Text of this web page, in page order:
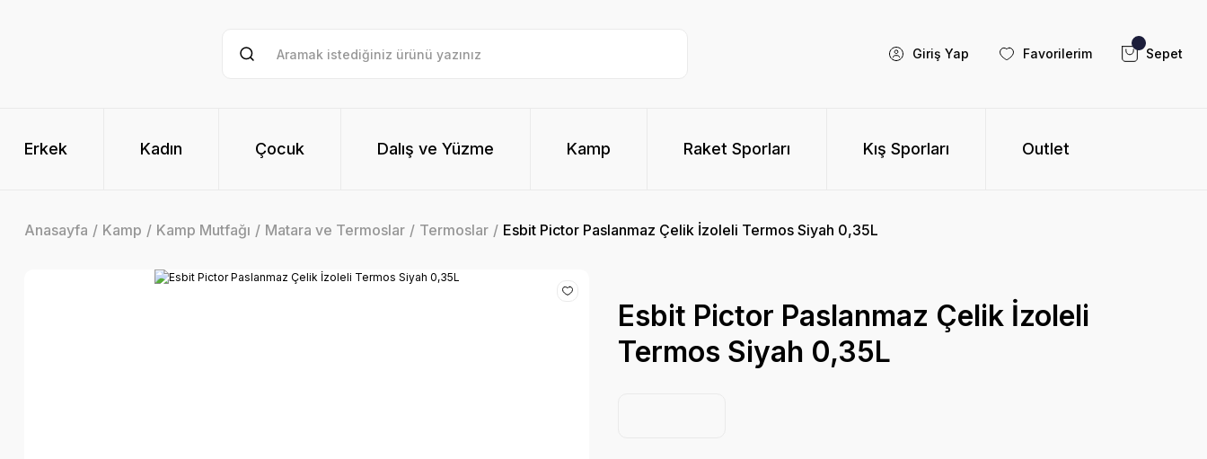
Giriş Yap Favorilerim Sepet
Erkek Kadın Çocuk Dalış ve Yüzme Kamp Raket Sporları Kış Sporları Outlet
Anasayfa Kamp Kamp Mutfağı Matara ve Termoslar Termoslar Esbit Pictor Paslanmaz Çelik İzoleli Termos Siyah 0,35L
Esbit Pictor Paslanmaz Çelik İzoleli
Termos Siyah 0,35L